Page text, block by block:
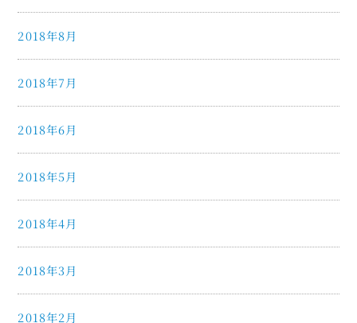
2018年8月
2018年7月
2018年6月
2018年5月
2018年4月
2018年3月
2018年2月